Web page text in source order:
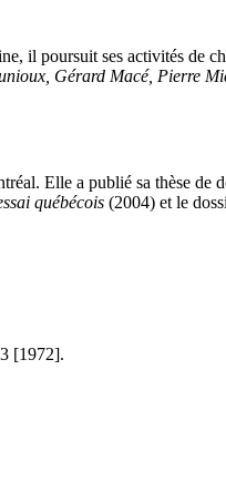
il poursuit ses activités de
Gérard Macé, Pierre
Elle a publié sa thèse de
québécois (2004) et le
[1972].